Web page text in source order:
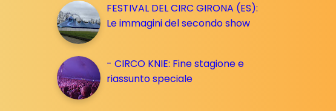
FESTIVAL DEL CIRC GIRONA (ES):
Le immagini del secondo show
- CIRCO KNIE: Fine stagione e
riassunto speciale